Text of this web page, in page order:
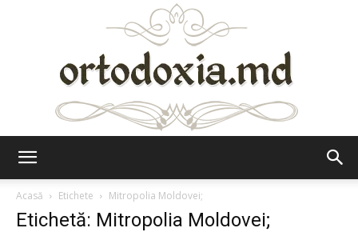
Acasă
Etichete Mitropolia Moldovei;
Etichetă: Mitropolia Moldovei;